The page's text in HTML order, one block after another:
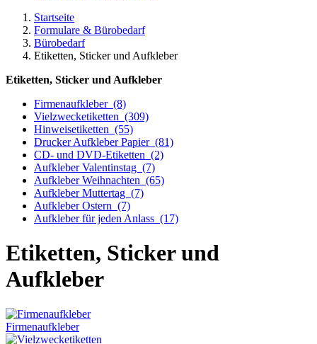
Startseite
Formulare & Bürobedarf
Bürobedarf
Etiketten, Sticker und Aufkleber
Etiketten, Sticker und Aufkleber
Firmenaufkleber (8)
Vielzwecketiketten (309)
Hinweisetiketten (55)
Drucker Aufkleber Papier (81)
CD- und DVD-Etiketten (2)
Aufkleber Valentinstag (7)
Aufkleber Weihnachten (65)
Aufkleber Muttertag (7)
Aufkleber Ostern (7)
Aufkleber für jeden Anlass (17)
Etiketten, Sticker und
Aufkleber
Firmenaufkleber